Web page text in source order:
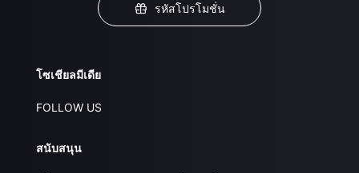
รหัสโปรโมชั่น
โซเชียลมีเดีย
FOLLOW US
สนับสนุน